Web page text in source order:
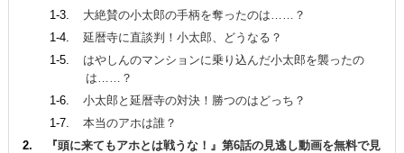
大絶賛の小太郎の手柄を奪ったのは……？
延暦寺に直談判！小太郎、どうなる？
はやしんのマンションに乗り込んだ小太郎を襲ったの
は……？
小太郎と延暦寺の対決！勝つのはどっち？
本当のアホは誰？
『頭に来てもアホとは戦うな！』第6話の見逃し動画を無料で見